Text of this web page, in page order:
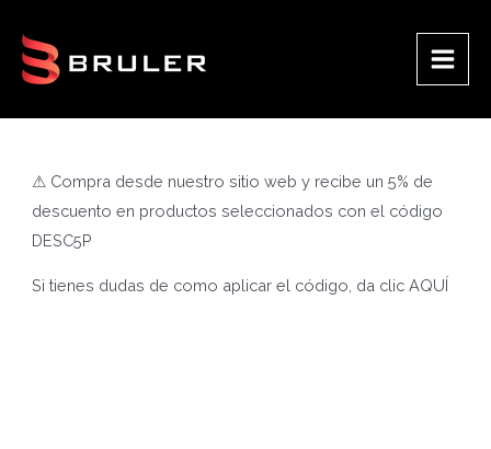
contenido
Main
⚠ Compra desde nuestro sitio web y recibe un 5% de
descuento en productos seleccionados con el código
DESC5P
Si tienes dudas de como aplicar el código, da clicAQUÍ